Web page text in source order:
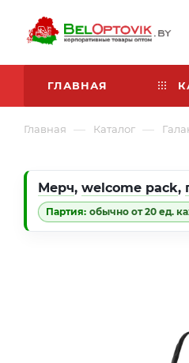
ГЛАВНАЯ
Главная — Каталог —
Мерч, welcome pack,
Партия: обычно от 20 ед.